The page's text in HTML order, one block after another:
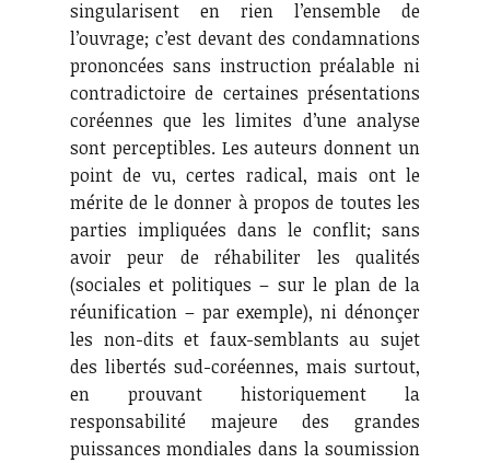
singularisent en rien l’ensemble de
l’ouvrage; c’est devant des condamnations
prononcées sans instruction préalable ni
contradictoire de certaines présentations
coréennes que les limites d’une analyse
sont perceptibles. Les auteurs donnent un
point de vu, certes radical, mais ont le
mérite de le donner à propos de toutes les
parties impliquées dans le conflit; sans
avoir peur de réhabiliter les qualités
(sociales et politiques – sur le plan de la
réunification – par exemple), ni dénonçer
les non-dits et faux-semblants au sujet
des libertés sud-coréennes, mais surtout,
en prouvant historiquement la
responsabilité majeure des grandes
puissances mondiales dans la soumission